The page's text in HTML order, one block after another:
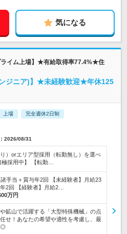
気になる
ライム上場】★有給取得率77.4%★住
ンジニア)】★未経験歓迎★年休125
上場 完全週休2日制
2026/08/31
）orエリア型採用（転勤無し）を選べ
採用中】 【転勤…
諸手当＋賞与年2回 【未経験者】月給23
2回 【経験者】月給2…
万円
鉱山で活躍する「大型特殊機械」の点
せ！あなたの希望や適性を考慮し、最
◎